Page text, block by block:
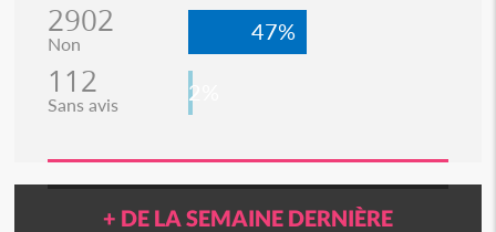
2902
Non 47%
112
Sans avis 2%
+ DE LA SEMAINE DERNIÈRE